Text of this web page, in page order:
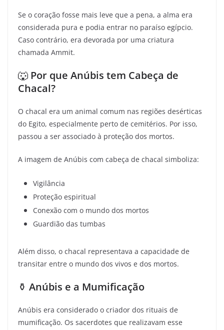
Se o coração fosse mais leve que a pena, a alma era
considerada pura e podia entrar no paraíso egípcio.
Caso contrário, era devorada por uma criatura
chamada Ammit.
🐺 Por que Anúbis tem Cabeça de
Chacal?
O chacal era um animal comum nas regiões desérticas
do Egito, especialmente perto de cemitérios. Por isso,
passou a ser associado à proteção dos mortos.
A imagem de Anúbis com cabeça de chacal simboliza:
Vigilância
Proteção espiritual
Conexão com o mundo dos mortos
Guardião das tumbas
Além disso, o chacal representava a capacidade de
transitar entre o mundo dos vivos e dos mortos.
⚱️ Anúbis e a Mumificação
Anúbis era considerado o criador dos rituais de
mumificação. Os sacerdotes que realizavam esse